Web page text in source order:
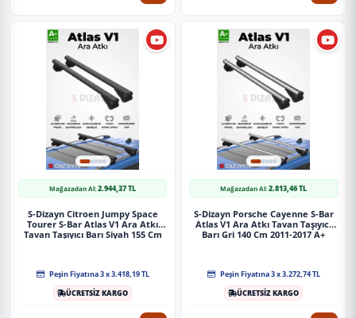
Mağazadan Al:2.944,37 TL
S-Dizayn Citroen Jumpy Space
Tourer S-Bar Atlas V1 Ara Atkı
Tavan Taşıyıcı Barı Siyah 155 Cm
Peşin Fiyatına 3 x 3.418,19 TL
ÜCRETSİZ KARGO
Mağazadan Al:2.813,46 TL
S-Dizayn Porsche Cayenne S-Bar
Atlas V1 Ara Atkı Tavan Taşıyıcı
Barı Gri 140 Cm 2011-2017 A+
Peşin Fiyatına 3 x 3.272,74 TL
ÜCRETSİZ KARGO